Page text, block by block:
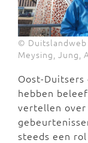
© Duitslandweb
Meysing, Jung,
Oost-
hebben
vertellen over
steeds een